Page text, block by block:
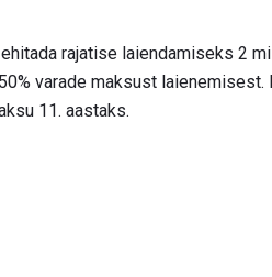
rajatise laiendamiseks 2
varade maksust laienemisest.
11. aastaks.